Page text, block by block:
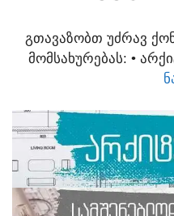
ᲒᲗᲐᲕᲐᲖᲝᲑᲗ ᲣᲫᲠᲐᲕ
ᲛᲝᲛᲡᲐᲮᲣᲠᲔᲑᲐᲡ:​ •